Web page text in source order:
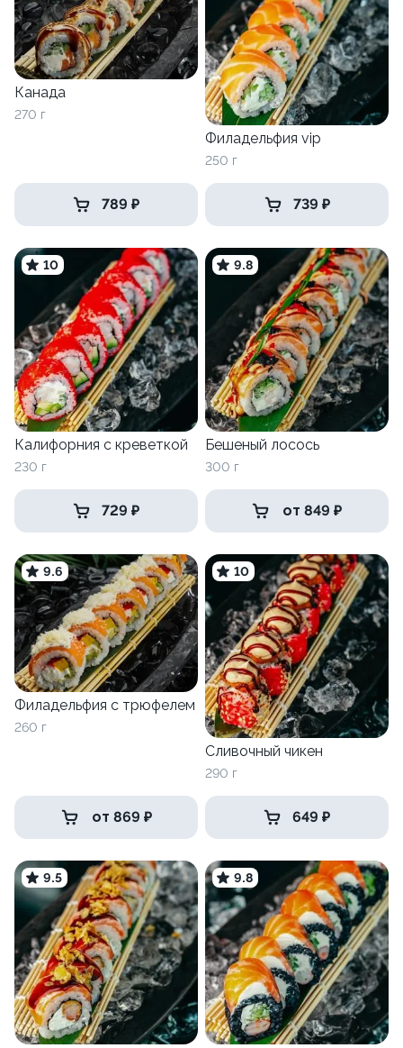
Канада
270 г
789 ₽
Филадельфия vip
250 г
739 ₽
10
Калифорния с креветкой
230 г
729 ₽
9.8
Бешеный лосось
300 г
от 849 ₽
9.6
Филадельфия с трюфелем
260 г
от 869 ₽
10
Сливочный чикен
290 г
649 ₽
9.5 9.8